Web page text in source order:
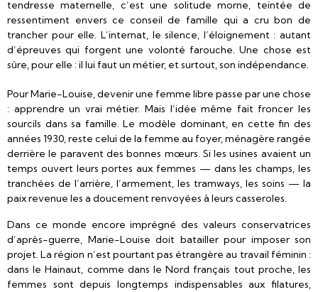
tendresse maternelle, c’est une solitude morne, teintée de
ressentiment envers ce conseil de famille qui a cru bon de
trancher pour elle. L’internat, le silence, l’éloignement : autant
d’épreuves qui forgent une volonté farouche. Une chose est
sûre, pour elle : il lui faut un métier, et surtout, son indépendance.
Pour Marie-Louise, devenir une femme libre passe par une chose
: apprendre un vrai métier. Mais l’idée même fait froncer les
sourcils dans sa famille. Le modèle dominant, en cette fin des
années 1930, reste celui de la femme au foyer, ménagère rangée
derrière le paravent des bonnes mœurs. Si les usines avaient un
temps ouvert leurs portes aux femmes — dans les champs, les
tranchées de l’arrière, l’armement, les tramways, les soins — la
paix revenue les a doucement renvoyées à leurs casseroles.
Dans ce monde encore imprégné des valeurs conservatrices
d’après-guerre, Marie-Louise doit batailler pour imposer son
projet. La région n’est pourtant pas étrangère au travail féminin :
dans le Hainaut, comme dans le Nord français tout proche, les
femmes sont depuis longtemps indispensables aux filatures,